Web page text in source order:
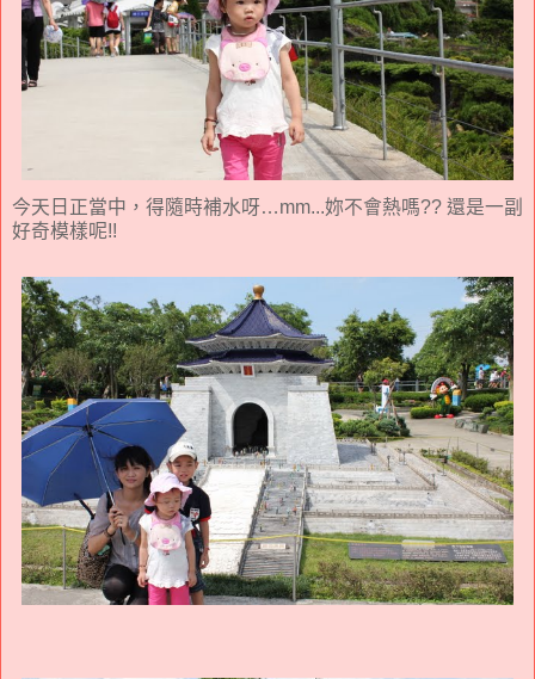
今天日正當中，得隨時補水呀…mm...妳不會熱嗎?? 還是一副
好奇模樣呢!!